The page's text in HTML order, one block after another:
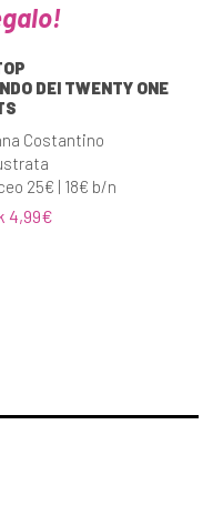
DEI TWENTY ONE
Costantino
25€ | 18€ b/n
4,99€